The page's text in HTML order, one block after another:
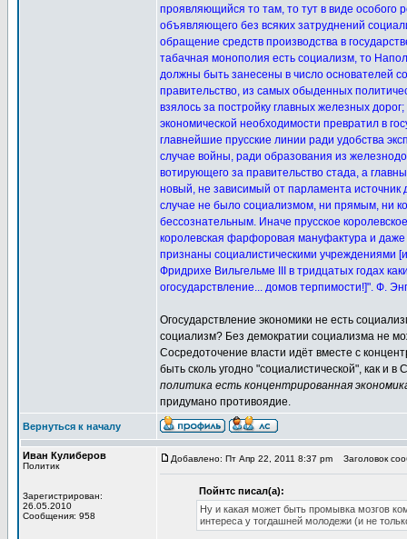
проявляющийся то там, то тут в виде особого
объявляющего без всяких затруднений
обращение средств производства в
табачная монополия есть социализм, то
должны быть занесены в число основателей
правительство, из самых обыденных
взялось за постройку главных железных
экономической необходимости превратил в
главнейшие прусские линии ради удобства
случае войны, ради образования из
вотирующего за правительство стада, а
новый, не зависимый от парламента источник
случае не было социализмом, ни прямым, ни
бессознательным. Иначе прусское
королевская фарфоровая мануфактура и
признаны социалистическими учреждениями
Фридрихе Вильгельме III в тридцатых годах
огосударствление... домов терпимости!]". Ф.
Огосударствление экономики не есть
социализм? Без демократии социализма не
Сосредоточение власти идёт вместе с
быть сколь угодно "социалистической", как и
политика есть концентрированная
придумано противоядие.
Вернуться к началу
Иван Кулиберов
Политик
Зарегистрирован:
26.05.2010
Сообщения: 958
Добавлено: Пт Апр 22, 2011 8:37 pm Заголовок
Пойнтс писал(а):
Ну и какая может быть промывка мозгов
интереса у тогдашней молодежи (и не